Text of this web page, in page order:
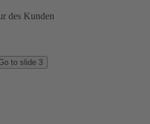
des Kunden
to slide 3